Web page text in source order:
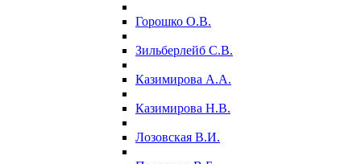
Горошко О.В.
Зильберлейб С.В.
Казимирова А.А.
Казимирова Н.В.
Лозовская В.И.